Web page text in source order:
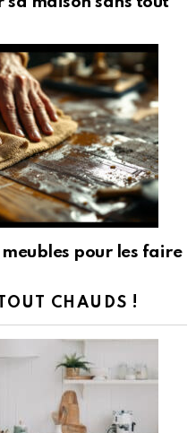
pour les faire
CHAUDS !